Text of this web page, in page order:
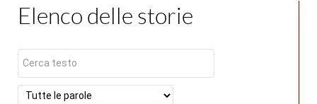
Elenco delle storie